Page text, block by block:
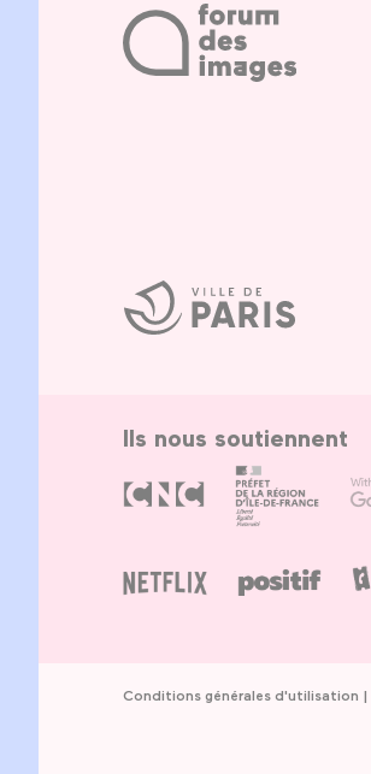
Ville
de
Paris
Ils nous soutiennent
Conditions générales d'utilisation